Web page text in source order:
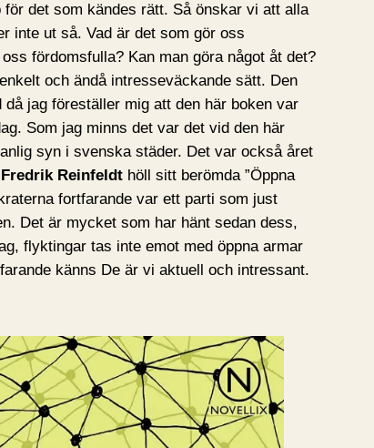
det som kändes rätt. Så önskar vi att alla
inte ut så. Vad är det som gör oss
fördomsfulla? Kan man göra något åt det?
och ändå intresseväckande sätt. Den
jag föreställer mig att den här boken var
Som jag minns det var det vid den här
syn i svenska städer. Det var också året
Fredrik Reinfeldt höll sitt berömda ”Öppna
fortfarande var ett parti som just
Det är mycket som har hänt sedan dess,
flyktingar tas inte emot med öppna armar
känns De är vi aktuell och intressant.